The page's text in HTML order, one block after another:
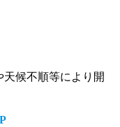
候不順等により開